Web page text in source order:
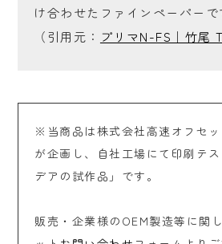
け合わせたファインペーパーで
（引用元： プリマN-FS｜竹尾
※当商品は株式会社高速オフセ
が企画し、自社工場にて印刷テ
デアの試作品」です。
販売・企業様のOEM製造等に関